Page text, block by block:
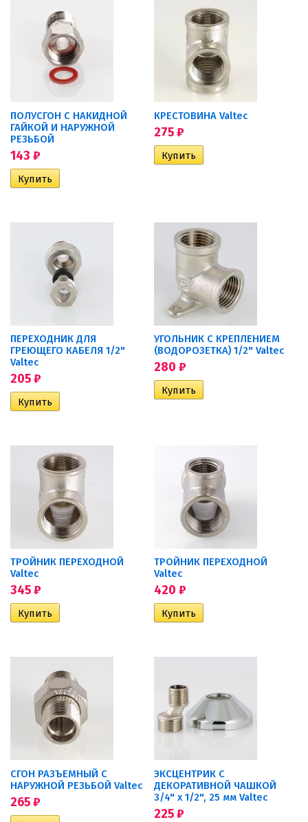
ПОЛУСГОН С НАКИДНОЙ
ГАЙКОЙ И НАРУЖНОЙ
РЕЗЬБОЙ
143 ₽
КРЕСТОВИНА Valtec
275₽
ПЕРЕХОДНИК ДЛЯ
ГРЕЮЩЕГО КАБЕЛЯ 1/2"
Valtec
205₽
УГОЛЬНИК С КРЕПЛЕНИЕМ
(ВОДОРОЗЕТКА) 1/2" Valtec
280 ₽
ТРОЙНИК ПЕРЕХОДНОЙ
Valtec
345₽
ТРОЙНИК ПЕРЕХОДНОЙ
Valtec
420 ₽
СГОН РАЗЪЕМНЫЙ С
НАРУЖНОЙ РЕЗЬБОЙ Valtec
265₽
ЭКСЦЕНТРИК С
ДЕКОРАТИВНОЙ ЧАШКОЙ
3/4" х 1/2", 25 мм Valtec
225₽